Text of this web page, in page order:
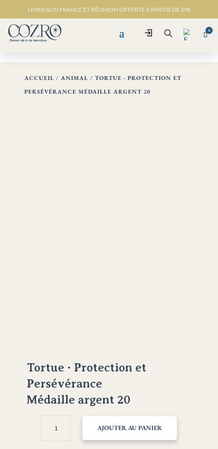
LIVRAISON FRANCE ET RÉUNION OFFERTE À PARTIR DE 29€
ConnexionRecherche
0
ACCUEIL / ANIMAL / TORTUE · PROTECTION ET
PERSÉVÉRANCE MÉDAILLE ARGENT 20
Tortue · Protection et
Persévérance
Médaille argent 20
QUANTITÉ
TORTUE
AJOUTER AU PANIER